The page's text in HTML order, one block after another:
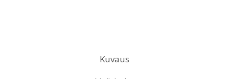
Kuvaus